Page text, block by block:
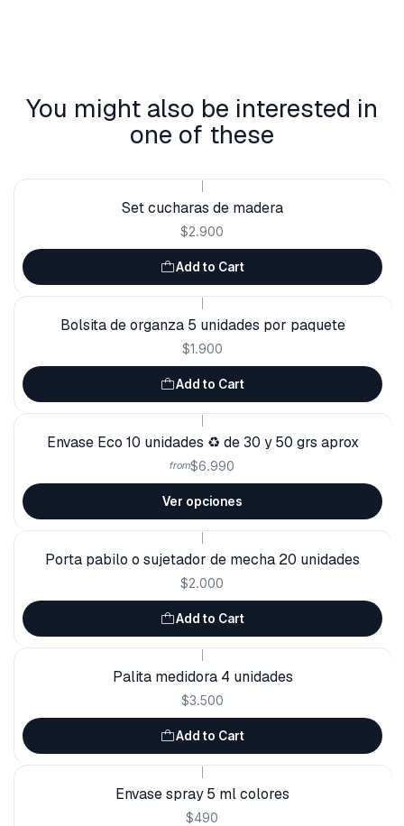
You might also be interested in
one of these
Set cucharas de madera
$2.900
Add to Cart
Bolsita de organza 5 unidades por paquete
$1.900
Add to Cart
Envase Eco 10 unidades ♻️ de 30 y 50 grs aprox
from$6.990
Ver opciones
Porta pabilo o sujetador de mecha 20 unidades
$2.000
Add to Cart
Palita medidora 4 unidades
$3.500
Add to Cart
Envase spray 5 ml colores
$490